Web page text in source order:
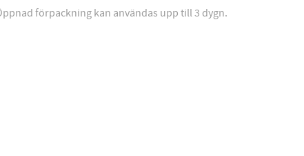
förpackning kan användas upp till 3 dygn.